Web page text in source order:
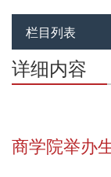
栏目列表
详细内容
商学院举办